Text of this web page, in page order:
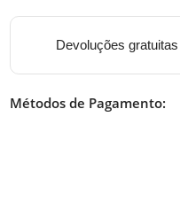
Devoluções
Métodos de Pagamento: